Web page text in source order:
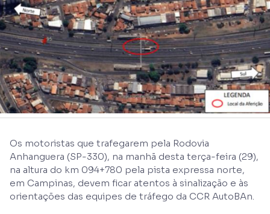
Os motoristas que trafegarem pela Rodovia
Anhanguera (SP-330), na manhã desta terça-feira (29),
na altura do km 094+780 pela pista expressa norte,
em Campinas, devem ficar atentos à sinalização e às
orientações das equipes de tráfego da CCR AutoBAn.